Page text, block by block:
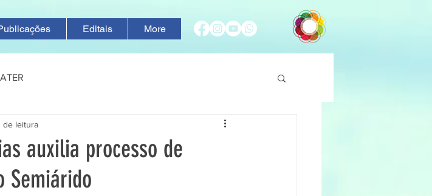
Editais More
auxilia processo de
Semiárido
de leitura